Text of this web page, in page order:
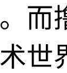
而
世